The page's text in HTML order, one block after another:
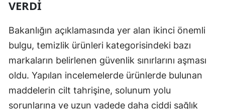
Sinop
Sivas
Tekirdağ
VERDI
Bakanlığın açıklamasında yer alan ikinci önemli
bulgu, temizlik ürünleri kategorisindeki bazı
markaların belirlenen güvenlik sınırlarını aşması
oldu. Yapılan incelemelerde ürünlerde bulunan
maddelerin cilt tahrişine, solunum yolu
sorunlarına ve uzun vadede daha ciddi sağlık